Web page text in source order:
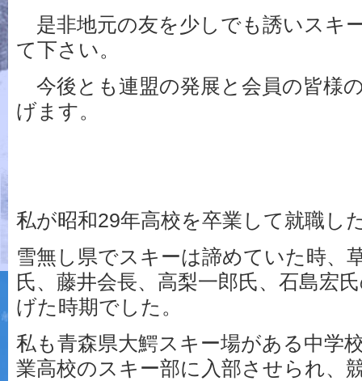
是非地元の友を少しでも誘いスキ
て下さい。
今後とも連盟の発展と会員の皆様
げます。
私が昭和29年高校を卒業して就職し
雪無し県でスキーは諦めていた時、
氏、藤井会長、高梨一郎氏、石島宏
げた時期でした。
私も青森県大鰐スキー場がある中学
業高校のスキー部に入部させられ、